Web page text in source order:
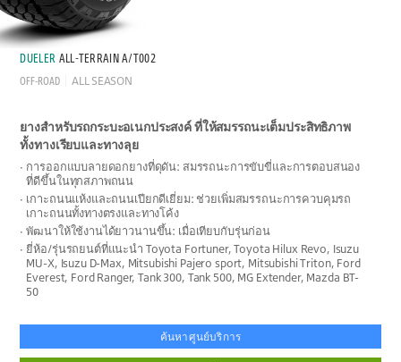
DUELER ALL-TERRAIN A/T002
OFF-ROAD ALL SEASON
ยางสำหรับรถกระบะอเนกประสงค์ ที่ให้สมรรถนะเต็มประสิทธิภาพ
ทั้งทางเรียบและทางลุย
การออกแบบลายดอกยางที่ดุดัน: สมรรถนะการขับขี่และการตอบสนอง
ที่ดีขึ้นในทุกสภาพถนน
เกาะถนนแห้งและถนนเปียกดีเยี่ยม: ช่วยเพิ่มสมรรถนะการควบคุมรถ
เกาะถนนทั้งทางตรงและทางโค้ง
พัฒนาให้ใช้งานได้ยาวนานขึ้น: เมื่อเทียบกับรุ่นก่อน
ยี่ห้อ/รุ่นรถยนต์ที่แนะนำ Toyota Fortuner, Toyota Hilux Revo, Isuzu
MU-X, Isuzu D-Max, Mitsubishi Pajero sport, Mitsubishi Triton, Ford
Everest, Ford Ranger, Tank 300, Tank 500, MG Extender, Mazda BT-
50
ค้นหาศูนย์บริการ